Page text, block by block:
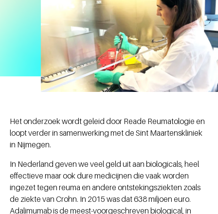
Het onderzoek wordt geleid door Reade Reumatologie en
loopt verder in samenwerking met de Sint Maartenskliniek
in Nijmegen.
In Nederland geven we veel geld uit aan biologicals, heel
effectieve maar ook dure medicijnen die vaak worden
ingezet tegen reuma en andere ontstekingsziekten zoals
de ziekte van Crohn. In 2015 was dat 638 miljoen euro.
Adalimumab is de meest-voorgeschreven biological, in